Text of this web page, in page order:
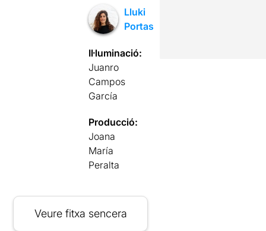
Lluki
Portas
Il·luminació:
Juanro
Campos
García
Producció:
Joana
María
Peralta
Veure fitxa sencera